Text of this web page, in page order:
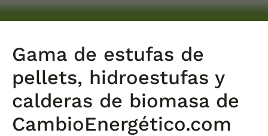
Gama de estufas de
pellets, hidroestufas y
calderas de biomasa de
CambioEnergético.com